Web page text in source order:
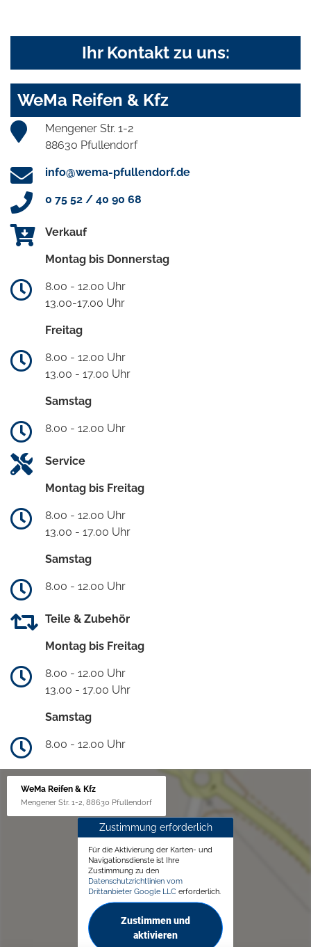
Ihr Kontakt zu uns:
WeMa Reifen & Kfz
Mengener Str. 1-2
88630 Pfullendorf
info@wema-pfullendorf.de
0 75 52 / 40 90 68
Verkauf
Montag bis Donnerstag
8.00 - 12.00 Uhr
13.00-17.00 Uhr
Freitag
8.00 - 12.00 Uhr
13.00 - 17.00 Uhr
Samstag
8.00 - 12.00 Uhr
Service
Montag bis Freitag
8.00 - 12.00 Uhr
13.00 - 17.00 Uhr
Samstag
8.00 - 12.00 Uhr
Teile & Zubehör
Montag bis Freitag
8.00 - 12.00 Uhr
13.00 - 17.00 Uhr
Samstag
8.00 - 12.00 Uhr
WeMa Reifen & Kfz
Mengener Str. 1-2, 88630 Pfullendorf
Zustimmung erforderlich
Für die Aktivierung der Karten- und
Navigationsdienste ist Ihre
Zustimmung zu den
Datenschutzrichtlinien vom
Drittanbieter Google LLC erforderlich.
Zustimmen und
aktivieren